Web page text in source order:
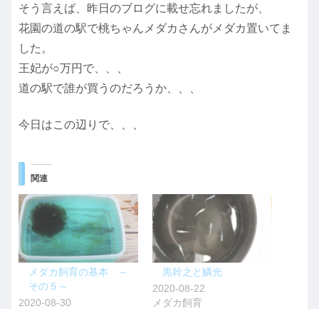
そう言えば、昨日のブログに載せ忘れましたが、
花園の道の駅で桃ちゃんメダカさんがメダカ置いてま
した。
王妃が○万円で、、、
道の駅で誰が買うのだろうか、、、
今日はこの辺りで、、、
関連
メダカ飼育の基本 ～
その５～
2020-08-30
黒幹之と鱗光
2020-08-22
メダカ飼育